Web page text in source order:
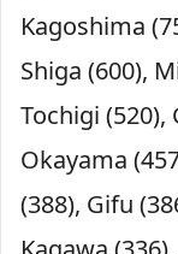
Kagoshima
Shiga (600),
Tochigi (520),
Okayama
(388), Gifu